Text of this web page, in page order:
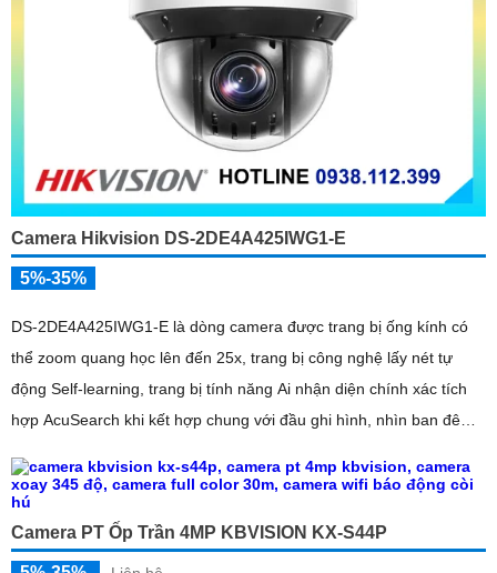
Camera Hikvision DS-2DE4A425IWG1-E
5%-35%
DS-2DE4A425IWG1-E là dòng camera được trang bị ống kính có
thể zoom quang học lên đến 25x, trang bị công nghệ lấy nét tự
động Self-learning, trang bị tính năng Ai nhận diện chính xác tích
hợp AcuSearch khi kết hợp chung với đầu ghi hình, nhìn ban đêm
Camera PT Ốp Trần 4MP KBVISION KX-S44P